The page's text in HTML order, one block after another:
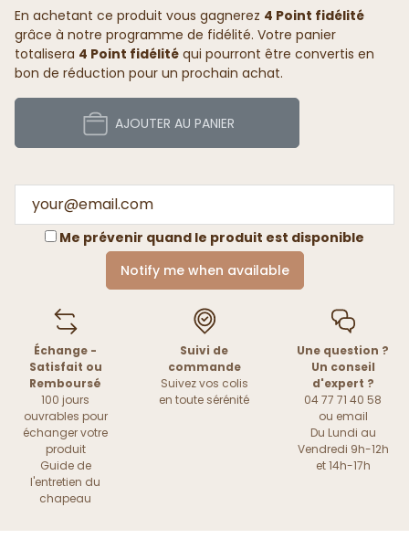
En achetant ce produit vous gagnerez 4 Point fidélité
grâce à notre programme de fidélité. Votre panier
totalisera 4 Point fidélité qui pourront être convertis en
bon de réduction pour un prochain achat.
AJOUTER AU PANIER
Me prévenir quand le produit est disponible
Notify me when available
Échange -
Satisfait ou
Remboursé
100 jours
ouvrables pour
échanger votre
produit
Guide de
l'entretien du
chapeau
Suivi de
commande
Suivez vos colis
en toute sérénité
Une question ?
Un conseil
d'expert ?
04 77 71 40 58
ou email
Du Lundi au
Vendredi 9h-12h
et 14h-17h